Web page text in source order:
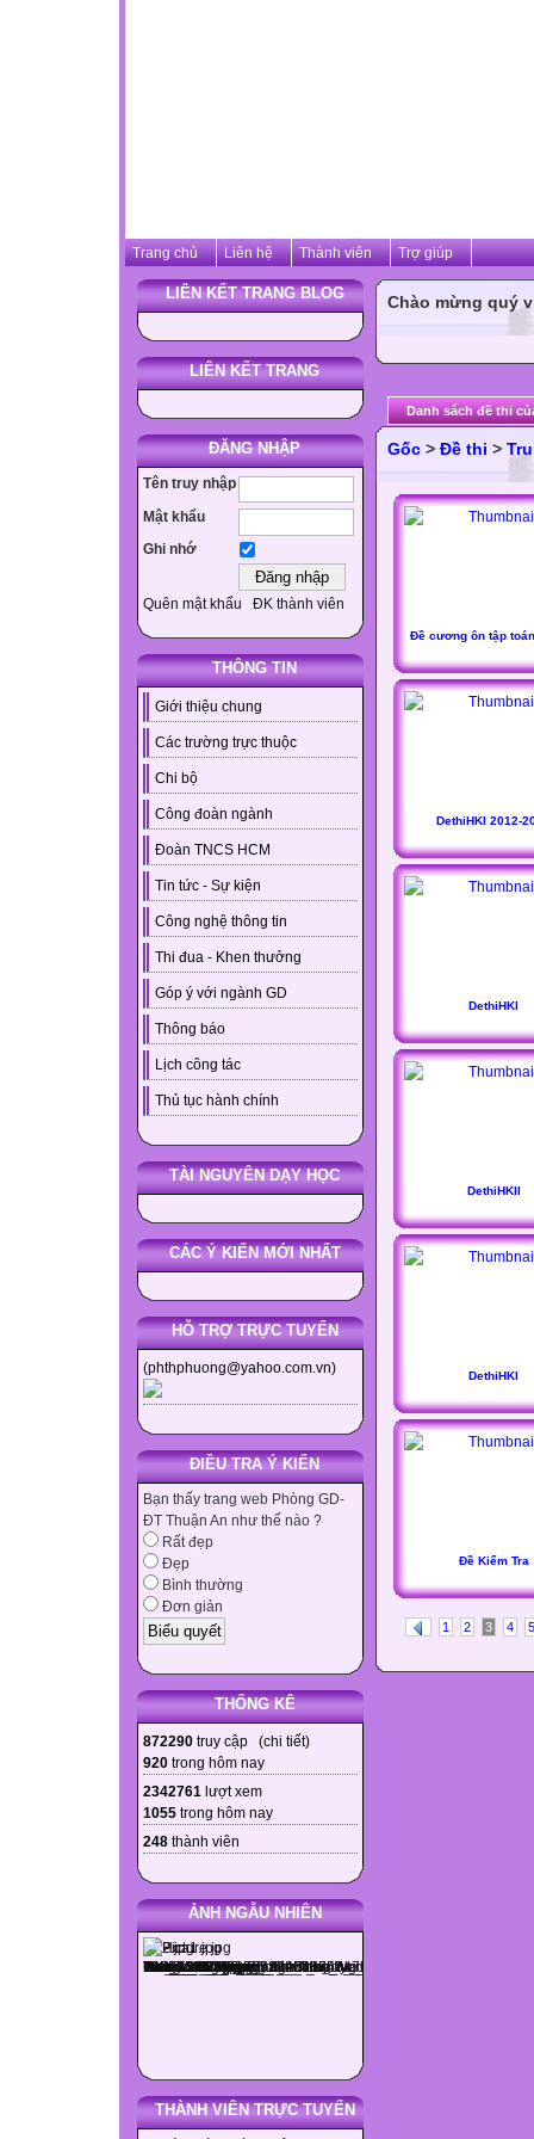
Trang chủ Liên hệ Thành viên Trợ giúp
LIÊN KẾT TRANG BLOG
LIÊN KẾT TRANG
ĐĂNG NHẬP
Tên truy nhập
Mật khẩu
Ghi nhớ
Quên mật khẩu ĐK thành viên
THÔNG TIN
Giới thiệu chung
Các trường trực thuộc
Chi bộ
Công đoàn ngành
Đoàn TNCS HCM
Tin tức - Sự kiện
Công nghệ thông tin
Thi đua - Khen thưởng
Góp ý với ngành GD
Thông báo
Lịch công tác
Thủ tục hành chính
TÀI NGUYÊN DẠY HỌC
CÁC Ý KIẾN MỚI NHẤT
HỖ TRỢ TRỰC TUYẾN
(phthphuong@yahoo.com.vn)
ĐIỀU TRA Ý KIẾN
Bạn thấy trang web Phòng GD-
ĐT Thuận An như thế nào ?
Rất đẹp
Đẹp
Bình thường
Đơn giản
THỐNG KÊ
872290 truy cập (chi tiết)
920 trong hôm nay
2342761 lượt xem
1055 trong hôm nay
248 thành viên
ẢNH NGẪU NHIÊN
THÀNH VIÊN TRỰC TUYẾN
Chào mừng quý
Danh sách đề thi
Gốc > Đề thi >
Đề cương ôn tập
DethiHKI 2012-
DethiHKI
DethiHKII
DethiHKI
Đề Kiểm Tra
1 2 3 4 5